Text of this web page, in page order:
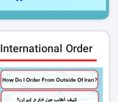
International Order